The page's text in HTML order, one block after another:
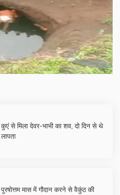
कुएं से मिला देवर-भाभी का शव, दो दिन से थे
लापता
पुरषोत्तम मास में गौदान करने से वैकुंठ की